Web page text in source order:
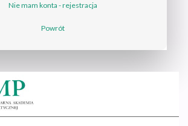
Nie mam konta - rejestracja
Powrót